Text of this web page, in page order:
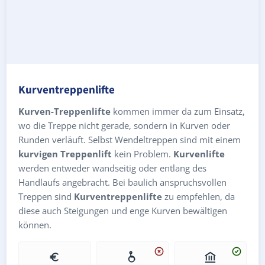
Kurventreppenlifte
Kurven-Treppenlifte kommen immer da zum Einsatz,
wo die Treppe nicht gerade, sondern in Kurven oder
Runden verläuft. Selbst Wendeltreppen sind mit einem
kurvigen Treppenlift kein Problem. Kurvenlifte
werden entweder wandseitig oder entlang des
Handlaufs angebracht. Bei baulich anspruchsvollen
Treppen sind Kurventreppenlifte zu empfehlen, da
diese auch Steigungen und enge Kurven bewältigen
können.